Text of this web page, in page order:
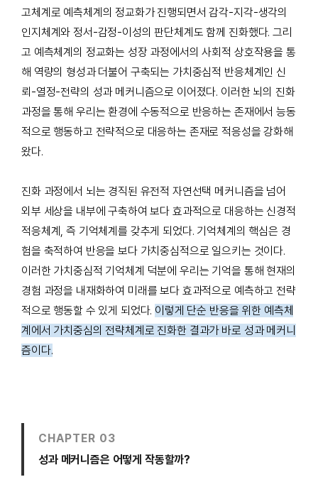
고체계로 예측체계의 정교화가 진행되면서 감각-지각-생각의
인지체계와 정서-감정-이성의 판단체계도 함께 진화했다. 그리
고 예측체계의 정교화는 성장 과정에서의 사회적 상호작용을 통
해 역량의 형성과 더불어 구축되는 가치중심적 반응체계인 신
뢰-열정-전략의 성과 메커니즘으로 이어졌다. 이러한 뇌의 진화
과정을 통해 우리는 환경에 수동적으로 반응하는 존재에서 능동
적으로 행동하고 전략적으로 대응하는 존재로 적응성을 강화해
왔다.
진화 과정에서 뇌는 경직된 유전적 자연선택 메커니즘을 넘어
외부 세상을 내부에 구축하여 보다 효과적으로 대응하는 신경적
적응체계, 즉 기억체계를 갖추게 되었다. 기억체계의 핵심은 경
험을 축적하여 반응을 보다 가치중심적으로 일으키는 것이다.
이러한 가치중심적 기억체계 덕분에 우리는 기억을 통해 현재의
경험 과정을 내재화하여 미래를 보다 효과적으로 예측하고 전략
적으로 행동할 수 있게 되었다. 이렇게 단순 반응을 위한 예측체
계에서 가치중심의 전략체계로 진화한 결과가 바로 성과 메커니
즘이다.
CHAPTER 03
성과 메커니즘은 어떻게 작동할까?